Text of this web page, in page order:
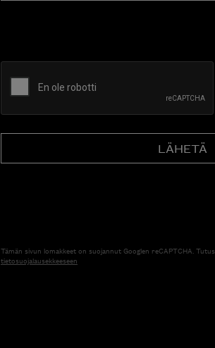
Tämän sivun lomakkeet on suojannut Googlen reCAPTCHA.
tietosuojalausekkeeseen